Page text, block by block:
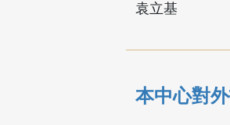
袁立基
本中心對